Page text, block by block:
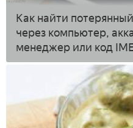
Как найти
через компьютер,
менеджер или код